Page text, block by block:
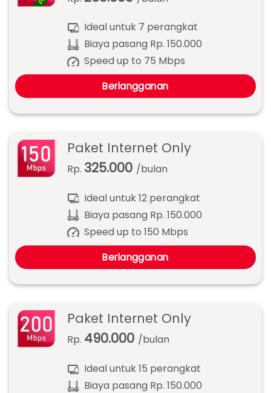
Ideal untuk 7 perangkat
Biaya pasang Rp. 150.000
Speed up to 75 Mbps
Berlangganan
Paket Internet Only
Rp. 325.000 /bulan
Ideal untuk 12 perangkat
Biaya pasang Rp. 150.000
Speed up to 150 Mbps
Berlangganan
Paket Internet Only
Rp. 490.000 /bulan
Ideal untuk 15 perangkat
Biaya pasang Rp. 150.000